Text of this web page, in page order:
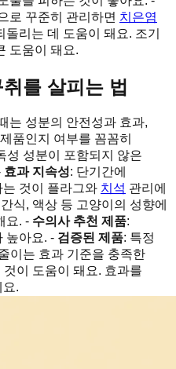
로 꾸준히 관리하면 치은염
리는 데 도움이 돼요. 조기
도움이 돼요.
를 살피는 법
는 성분의 안전성과 효과,
품인지 여부를 꼼꼼히
성 성분이 포함되지 않은
효과 지속성: 단기간에
것이 플라그와 치석 관리에
식, 액상 등 고양이의 성향에
요. - 수의사 추천 제품:
높아요. - 검증된 제품: 특정
이는 효과 기준을 충족한
이 도움이 돼요. 효과를
.